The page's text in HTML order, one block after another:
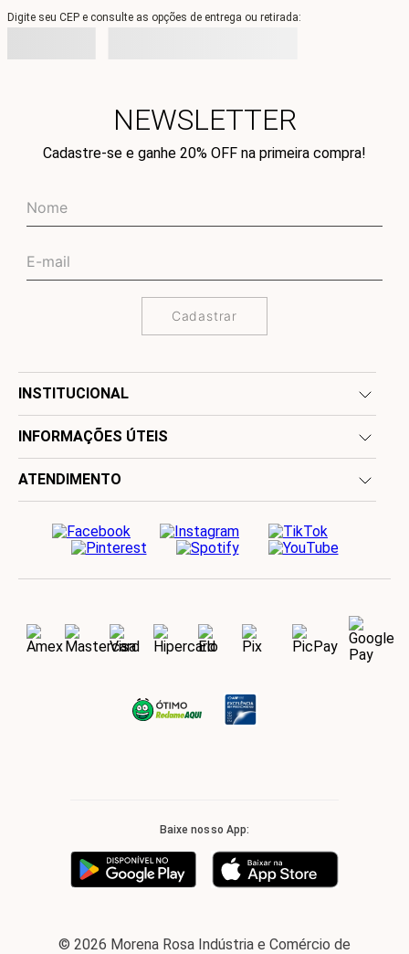
Digite seu CEP e consulte as opções de entrega ou retirada:
NEWSLETTER
Cadastre-se e ganhe 20% OFF na primeira compra!
Cadastrar
INSTITUCIONAL
INFORMAÇÕES ÚTEIS
ATENDIMENTO
Baixe nosso App:
© 2026 Morena Rosa Indústria e Comércio de